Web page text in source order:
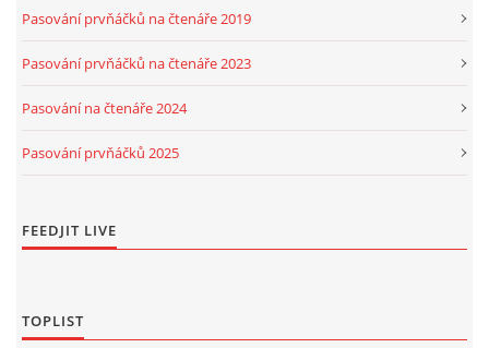
Pasování prvňáčků na čtenáře 2019
Pasování prvňáčků na čtenáře 2023
Pasování na čtenáře 2024
Pasování prvňáčků 2025
FEEDJIT LIVE
TOPLIST